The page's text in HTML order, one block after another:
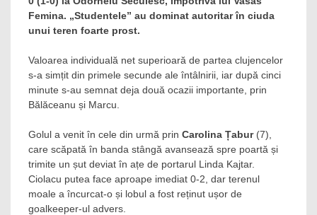
Femina. „Studentele” au dominat autoritar în ciuda
unui teren foarte prost.
Valoarea individuală net superioară de partea clujencelor
s-a simțit din primele secunde ale întâlnirii, iar după cinci
minute s-au semnat deja două ocazii importante, prin
Bălăceanu și Marcu.
Golul a venit în cele din urmă prin Carolina Țabur(7),
care scăpată în banda stângă avansează spre poartă și
trimite un șut deviat în ațe de portarul Linda Kajtar.
Ciolacu putea face aproape imediat 0-2, dar terenul
moale a încurcat-o și lobul a fost reținut ușor de
goalkeeper-ul advers.